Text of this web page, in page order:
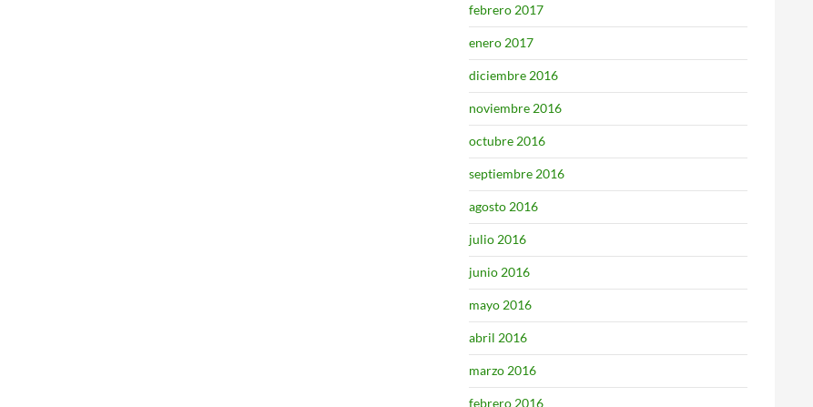
febrero 2017
enero 2017
diciembre 2016
noviembre 2016
octubre 2016
septiembre 2016
agosto 2016
julio 2016
junio 2016
mayo 2016
abril 2016
marzo 2016
febrero 2016